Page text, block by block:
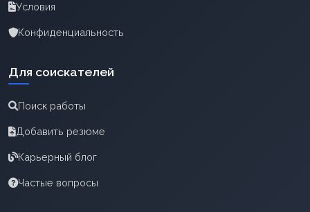
Условия
Конфиденциальность
Для соискателей
Поиск работы
Добавить резюме
Карьерный блог
Частые вопросы